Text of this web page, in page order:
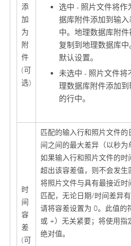
添
加
为
附
件
(可
选)
选中 - 照片文件将作
据库附件添加到输
中。地理数据库附件
复制到地理数据库中
默认设置。
未选中 - 照片文件将
理数据库附件添加到
的行中。
时
间
容
差
(可
匹配的输入行和照片文件的
间之间的最大差异（以秒为
如果输入行和照片文件的时
超出该容差值，则不会发生
将照片文件与具有最接近时
匹配，无论日期/时间差异有
请将容差设置为 0。此值的
或 +）无关紧要；将使用指
绝对值。